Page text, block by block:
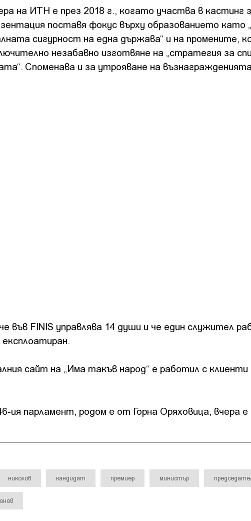
на ИТН е през 2018 г., когато участва в кастинг
поставя фокус върху образованието като
сигурност на една държава“ и на промените,
незабавно изготвяне на „стратегия за
Споменава и за утрояване на
във FINIS управлява 14 души и че един служител
сайт на „Има такъв народ“ е работил с
парламент, родом е от Горна Оряховица, вчера е
николов кандидат премиер министър